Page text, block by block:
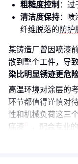
粗糙度控制 ：过
清洁度保持：喷
纤维脱落的 防护
某铸造厂曾因喷漆
散到整个工件，导
染比明显锈迹更危
高温环境对涂层的
环节都值得谨慎对
性和机械负荷这三
底漆
，配合专业